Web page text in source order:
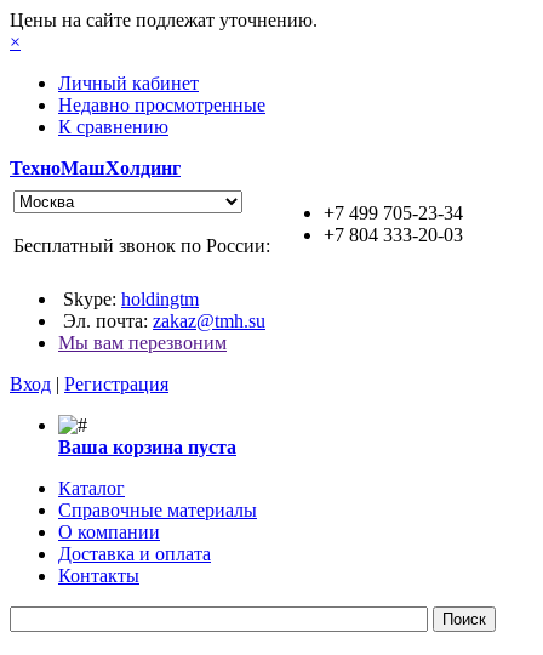
Цены на сайте подлежат уточнению.
×
Личный кабинет
Недавно просмотренные
К сравнению
ТехноМашХолдинг
+7 499 705-23-34
+7 804 333-20-03
Бесплатный звонок по России:
Skype: holdingtm
Эл. почта: zakaz@tmh.su
Мы вам перезвоним
Вход | Регистрация
Ваша корзина пуста
Каталог
Справочные материалы
О компании
Доставка и оплата
Контакты